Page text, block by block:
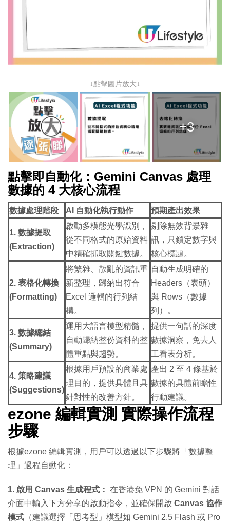
↓點擊圖片放大↓
+3
點擊即自動化：Gemini Canvas 處理
數據的 4 大核心流程
數據處理階段 AI 自動化執行動作 預期產出效果
1. 數據提取
(Extraction)
啟動多模態光學識別，
從不同格式的原始資料
中精確抓取關鍵數據。
剔除無效背景雜
訊，只鎖定數字與
核心標題。
2. 表格化轉換
(Formatting)
將繁雜、散亂的資訊重
新整理，歸納出符合
Excel 邏輯的行列結
構。
自動生成明確的
Headers（表頭）
與 Rows（數據
列）。
3. 數據總結
(Summary)
運用大語言模型精髓，
自動歸納整份資料的整
體重點與趨勢。
提供一句話的深度
數據洞察，免去人
工看表分析。
4. 策略建議
(Suggestions)
根據用戶預設的商業處
理目的，提供具體且具
針對性的改善方針。
產出 2 至 4 條基於
數據的具體前瞻性
行動建議。
ezone 編輯實測 實際操作流程
步驟
根據ezone 編輯實測，用戶可以透過以下步驟將「數據整
理」過程自動化：
1. 啟用 Canvas 生成程式： 在香港免 VPN 的 Gemini 對話
介面中輸入下方分享的啟動指令，並確保開啟 Canvas 協作
模式 （建議選擇「思考型」模型如 Gemini 2.5 Flash 或 Pro